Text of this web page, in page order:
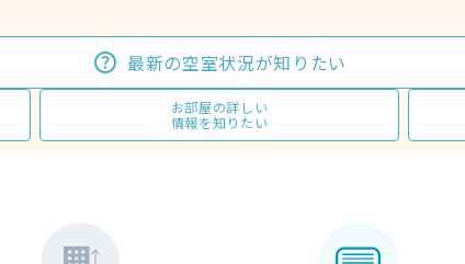
最新の空室状況が知りたい
お部屋の詳しい
情報を知りたい